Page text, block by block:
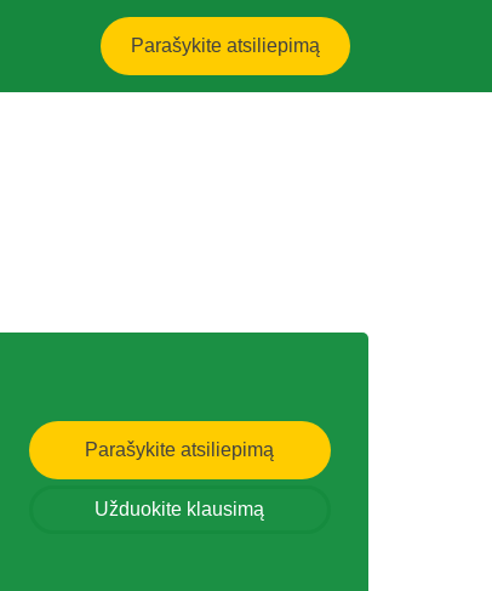
Parašykite atsiliepimą
Parašykite atsiliepimą
Užduokite klausimą